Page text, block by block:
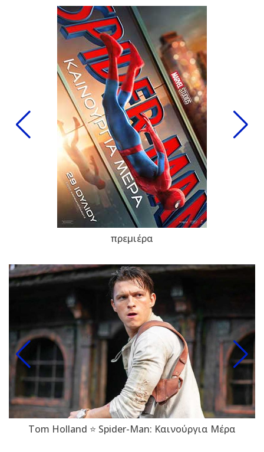
πρεμιέρα
Tom Holland ⭐ Spider-Man: Καινούργια Μέρα